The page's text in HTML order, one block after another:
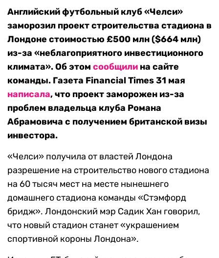
Английский футбольный клуб «Челси»
заморозил проект строительства стадиона в
Лондоне стоимостью £500 млн ($664 млн)
из-за «неблагоприятного инвестиционного
климата». Об этом сообщили на сайте
команды. Газета Financial Times 31 мая
написала, что проект заморожен из-за
проблем владельца клуба Романа
Абрамовича с получением британской визы
инвестора.
«Челси» получила от властей Лондона
разрешение на строительство нового стадиона
на 60 тысяч мест на месте нынешнего
домашнего стадиона команды «Стэмфорд
бридж». Лондонский мэр Садик Хан говорил,
что новый стадион станет «украшением
спортивной короны Лондона».